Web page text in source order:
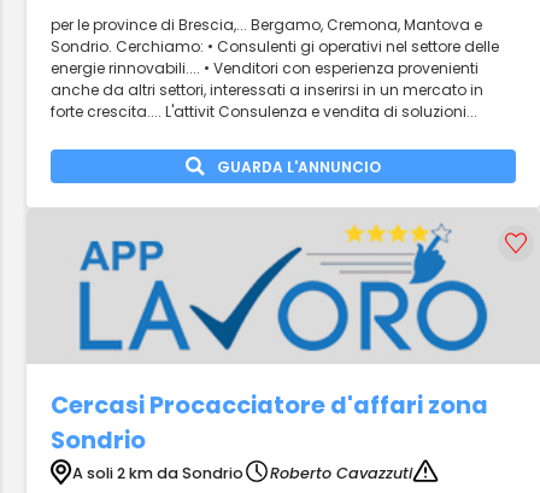
per le province di Brescia,... Bergamo, Cremona, Mantova e
Sondrio. Cerchiamo: • Consulenti gi operativi nel settore delle
energie rinnovabili.... • Venditori con esperienza provenienti
anche da altri settori, interessati a inserirsi in un mercato in
forte crescita.... L'attivit Consulenza e vendita di soluzioni...
GUARDA L'ANNUNCIO
Cercasi Procacciatore d'affari zona
Sondrio
A soli 2 km da Sondrio
Roberto Cavazzuti